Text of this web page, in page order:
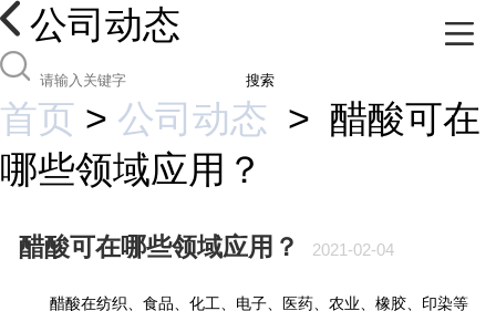
公司动态
搜索
首页 > 公司动态 > 醋酸可在
哪些领域应用？
醋酸可在哪些领域应用？ 2021-02-04
醋酸在纺织、食品、化工、电子、医药、农业、橡胶、印染等